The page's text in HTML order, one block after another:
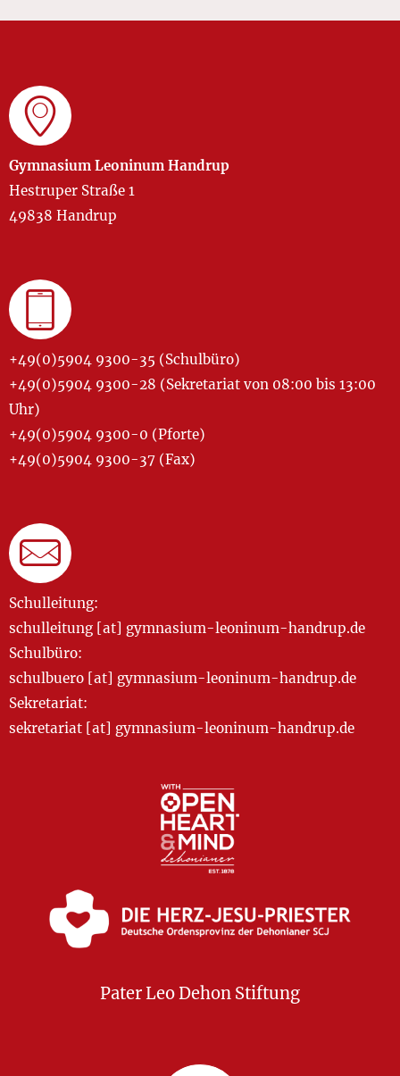
Gymnasium Leoninum Handrup
Hestruper Straße 1
49838 Handrup
+49(0)5904 9300-35 (Schulbüro)
+49(0)5904 9300-28 (Sekretariat von 08:00 bis 13:00
Uhr)
+49(0)5904 9300-0 (Pforte)
+49(0)5904 9300-37 (Fax)
Schulleitung:
schulleitung [at] gymnasium-leoninum-handrup.de
Schulbüro:
schulbuero [at] gymnasium-leoninum-handrup.de
Sekretariat:
sekretariat [at] gymnasium-leoninum-handrup.de
Pater Leo Dehon Stiftung